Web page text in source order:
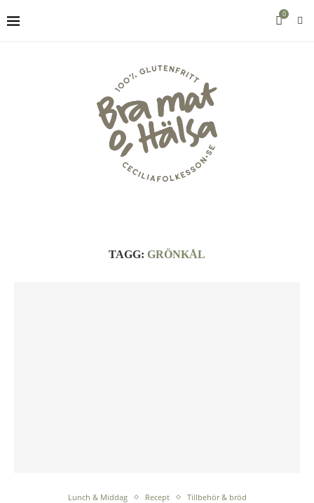
0
TAGG: GRÖNKÅL
Lunch & Middag Recept Tillbehör & bröd